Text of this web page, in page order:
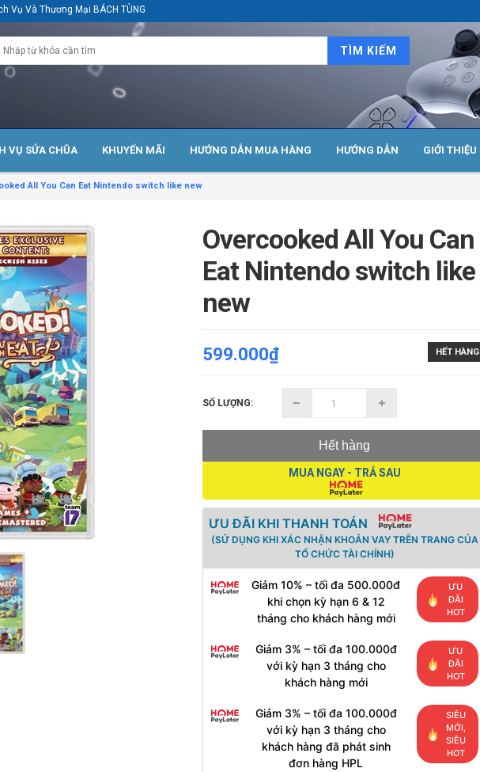
Vụ Và Thương Mại BÁCH TÙNG
TÌM KIẾM
VỤ SỬA CHŨA KHUYẾN MÃI HƯỚNG DẪN MUA HÀNG HƯỚNG DẪN GIỚI THIỆU
All You Can Eat Nintendo switch like new
Overcooked All You Can
Eat Nintendo switch like
new
HẾT HÀNG
599.000₫
SỐ LƯỢNG:
Hết hàng
MUA NGAY - TRẢ SAU
ƯU ĐÃI KHI THANH TOÁN
(SỬ DỤNG KHI XÁC NHẬN KHOẢN VAY TRÊN TRANG CỦA
TỔ CHỨC TÀI CHÍNH)
Giảm 10% – tối đa 500.000đ
khi chọn kỳ hạn 6 & 12
tháng cho khách hàng mới
ƯU
ĐÃI
HOT
Giảm 3% – tối đa 100.000đ
với kỳ hạn 3 tháng cho
khách hàng mới
ƯU
ĐÃI
HOT
Giảm 3% – tối đa 100.000đ
với kỳ hạn 3 tháng cho
khách hàng đã phát sinh
đơn hàng HPL
SIÊU
MỚI,
SIÊU
HOT